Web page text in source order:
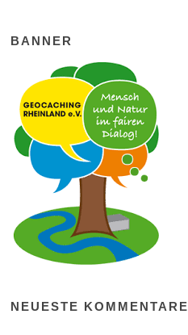
BANNER
NEUESTE KOMMENTARE